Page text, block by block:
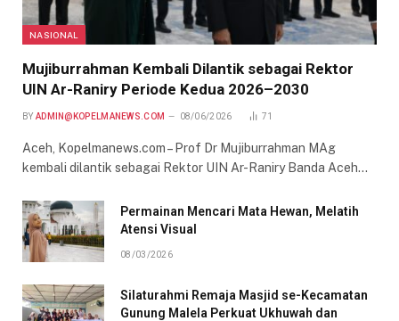
NASIONAL
Mujiburrahman Kembali Dilantik sebagai Rektor
UIN Ar-Raniry Periode Kedua 2026–2030
BY ADMIN@KOPELMANEWS.COM 08/06/2026 71
Aceh, Kopelmanews.com – Prof Dr Mujiburrahman MAg
kembali dilantik sebagai Rektor UIN Ar-Raniry Banda Aceh…
Permainan Mencari Mata Hewan, Melatih
Atensi Visual
08/03/2026
Silaturahmi Remaja Masjid se-Kecamatan
Gunung Malela Perkuat Ukhuwah dan